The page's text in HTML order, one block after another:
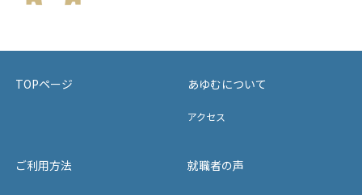
TOPページ あゆむについて
アクセス
ご利用方法 就職者の声